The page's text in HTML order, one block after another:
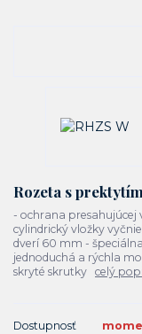
Rozeta s
- ochrana
cylindrický vložky
dverí 60 mm -
jednoduchá a rýchla
skryté skrutky celý
Dostupnosť